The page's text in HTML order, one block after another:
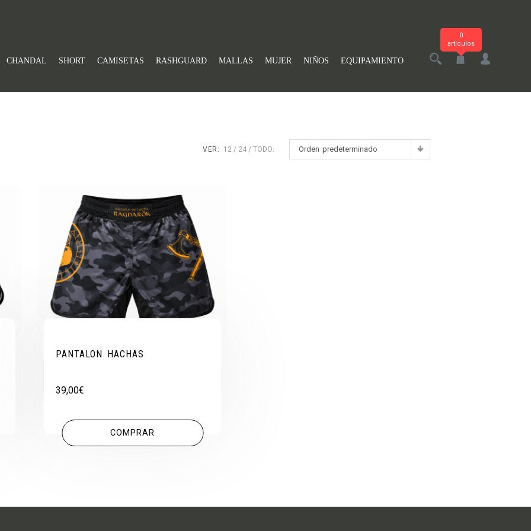
CHANDAL SHORT CAMISETAS RASHGUARD MALLAS MUJER NIÑOS EQUIPAMIENTO
0
artículos
Orden predeterminado
VER: 12 24 TODO:
PANTALON HACHAS
39,00€
COMPRAR